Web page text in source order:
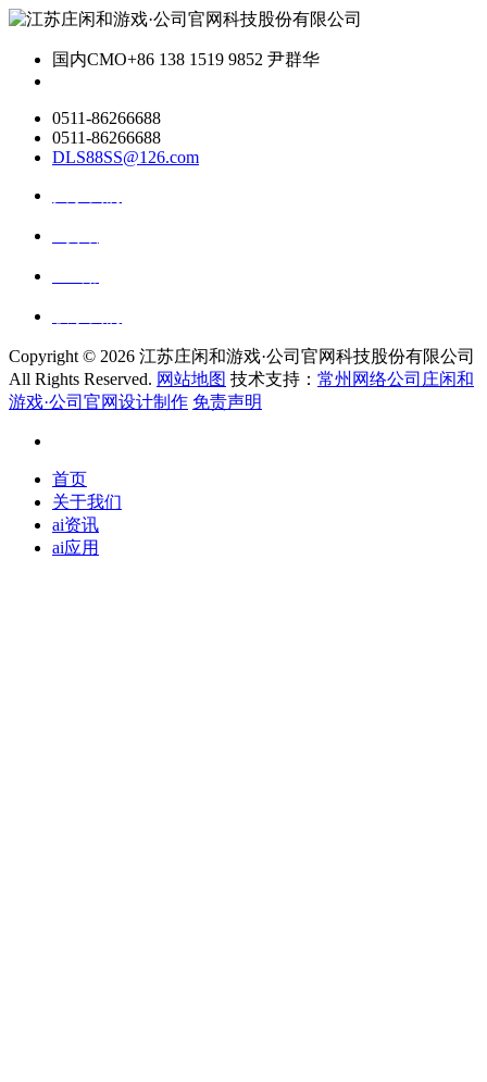
国内CMO+86 138 1519 9852 尹群华
0511-86266688
0511-86266688
DLS88SS@126.com
Copyright © 2026 江苏庄闲和游戏·公司官网科技股份有限公司
All Rights Reserved. 网站地图 技术支持： 常州网络公司庄闲和
游戏·公司官网设计制作 免责声明
首页
关于我们
ai资讯
ai应用